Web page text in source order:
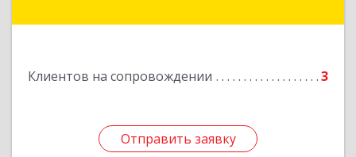
Клиентов на сопровождении 3
Отправить заявку
Отправить заявку